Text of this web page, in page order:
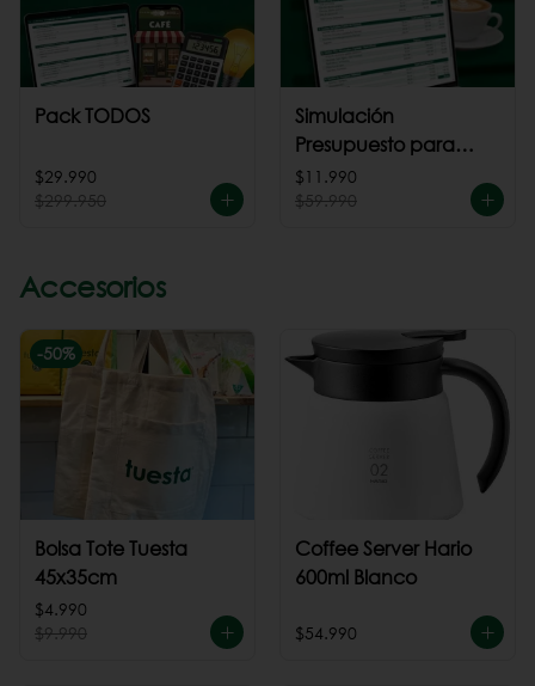
Pack TODOS
$29.990
$299.950
Simulación
Presupuesto para
cafeteria
$11.990
$59.990
Accesorios
-50%
Bolsa Tote Tuesta
45x35cm
$4.990
$9.990
Coffee Server Hario
600ml Blanco
$54.990